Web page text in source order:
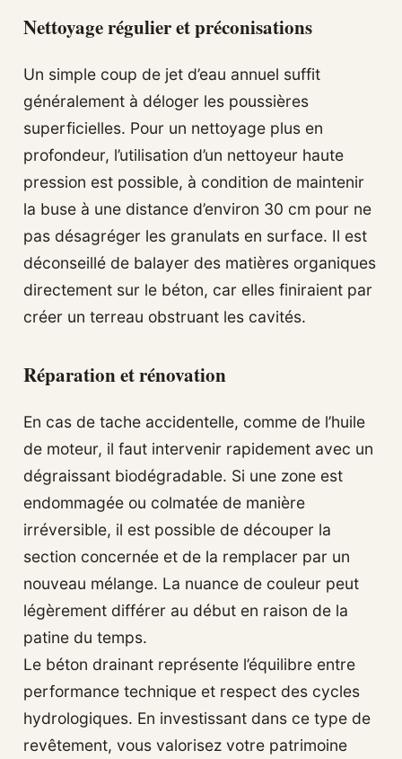
Nettoyage régulier et préconisations
Un simple coup de jet d’eau annuel suffit
généralement à déloger les poussières
superficielles. Pour un nettoyage plus en
profondeur, l’utilisation d’un nettoyeur haute
pression est possible, à condition de maintenir
la buse à une distance d’environ 30 cm pour ne
pas désagréger les granulats en surface. Il est
déconseillé de balayer des matières organiques
directement sur le béton, car elles finiraient par
créer un terreau obstruant les cavités.
Réparation et rénovation
En cas de tache accidentelle, comme de l’huile
de moteur, il faut intervenir rapidement avec un
dégraissant biodégradable. Si une zone est
endommagée ou colmatée de manière
irréversible, il est possible de découper la
section concernée et de la remplacer par un
nouveau mélange. La nuance de couleur peut
légèrement différer au début en raison de la
patine du temps.
Le béton drainant représente l’équilibre entre
performance technique et respect des cycles
hydrologiques. En investissant dans ce type de
revêtement, vous valorisez votre patrimoine